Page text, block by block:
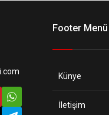
Footer Menü
Künye
İletişim